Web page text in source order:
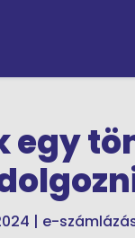
egy
| e-